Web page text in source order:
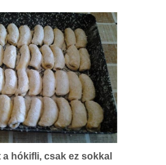
hókifli, csak ez sokkal